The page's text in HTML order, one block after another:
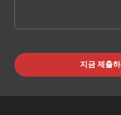
지금 제출